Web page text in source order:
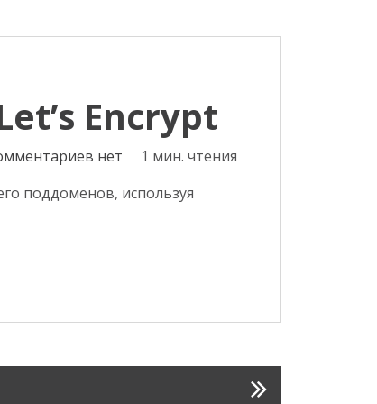
Encrypt
нет
1 мин. чтения
поддоменов, используя